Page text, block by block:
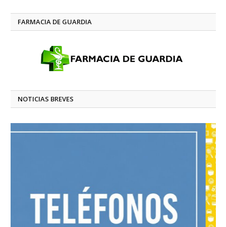
FARMACIA DE GUARDIA
NOTICIAS BREVES